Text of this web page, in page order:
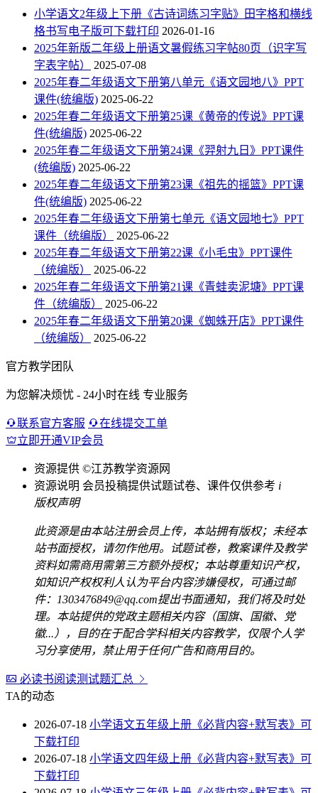
小学语文2年级上下册《古诗词练习字贴》田字格和横线
格书写电子版可下载打印 2026-01-16
2025年新版二年级上册语文暑假练习字帖80页（识字写
字表字帖）
2025-07-08
2025年春二年级语文下册第八单元《语文园地八》PPT
课件(统编版) 2025-06-22
2025年春二年级语文下册第25课《黄帝的传说》PPT课
件(统编版) 2025-06-22
2025年春二年级语文下册第24课《羿射九日》PPT课件
(统编版) 2025-06-22
2025年春二年级语文下册第23课《祖先的摇篮》PPT课
件(统编版) 2025-06-22
2025年春二年级语文下册第七单元《语文园地七》PPT
课件（统编版）
2025-06-22
2025年春二年级语文下册第22课《小毛虫》PPT课件
（统编版）
2025-06-22
2025年春二年级语文下册第21课《青蛙卖泥塘》PPT课
件（统编版）
2025-06-22
2025年春二年级语文下册第20课《蜘蛛开店》PPT课件
（统编版）
2025-06-22
官方教学团队
为您解决烦忧 - 24小时在线 专业服务
联系官方客服
在线提交工单
立即开通VIP会员
资源提供 ©江苏教学资源网
资源说明 会员投稿提供试题试卷、课件仅供参考 i
版权声明
此资源是由本站注册会员上传，本站拥有版权；未经本
站书面授权，请勿作他用。试题试卷，教案课件及教学
资料如需商用需第三方额外授权；本站尊重知识产权，
如知识产权权利人认为平台内容涉嫌侵权，可通过邮
件：1303476849@qq.com提出书面通知，我们将及时处
理。本站提供的党政主题相关内容（国旗、国徽、党
徽...），目的在于配合学科相关内容教学，仅限个人学
习分享使用，禁止用于任何广告和商用目的。
必读书阅读测试题汇总
TA的动态
2026-07-18 小学语文五年级上册《必背内容+默写表》可
下载打印
2026-07-18 小学语文四年级上册《必背内容+默写表》可
下载打印